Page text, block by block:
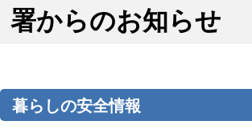
署からのお知らせ
暮らしの安全情報